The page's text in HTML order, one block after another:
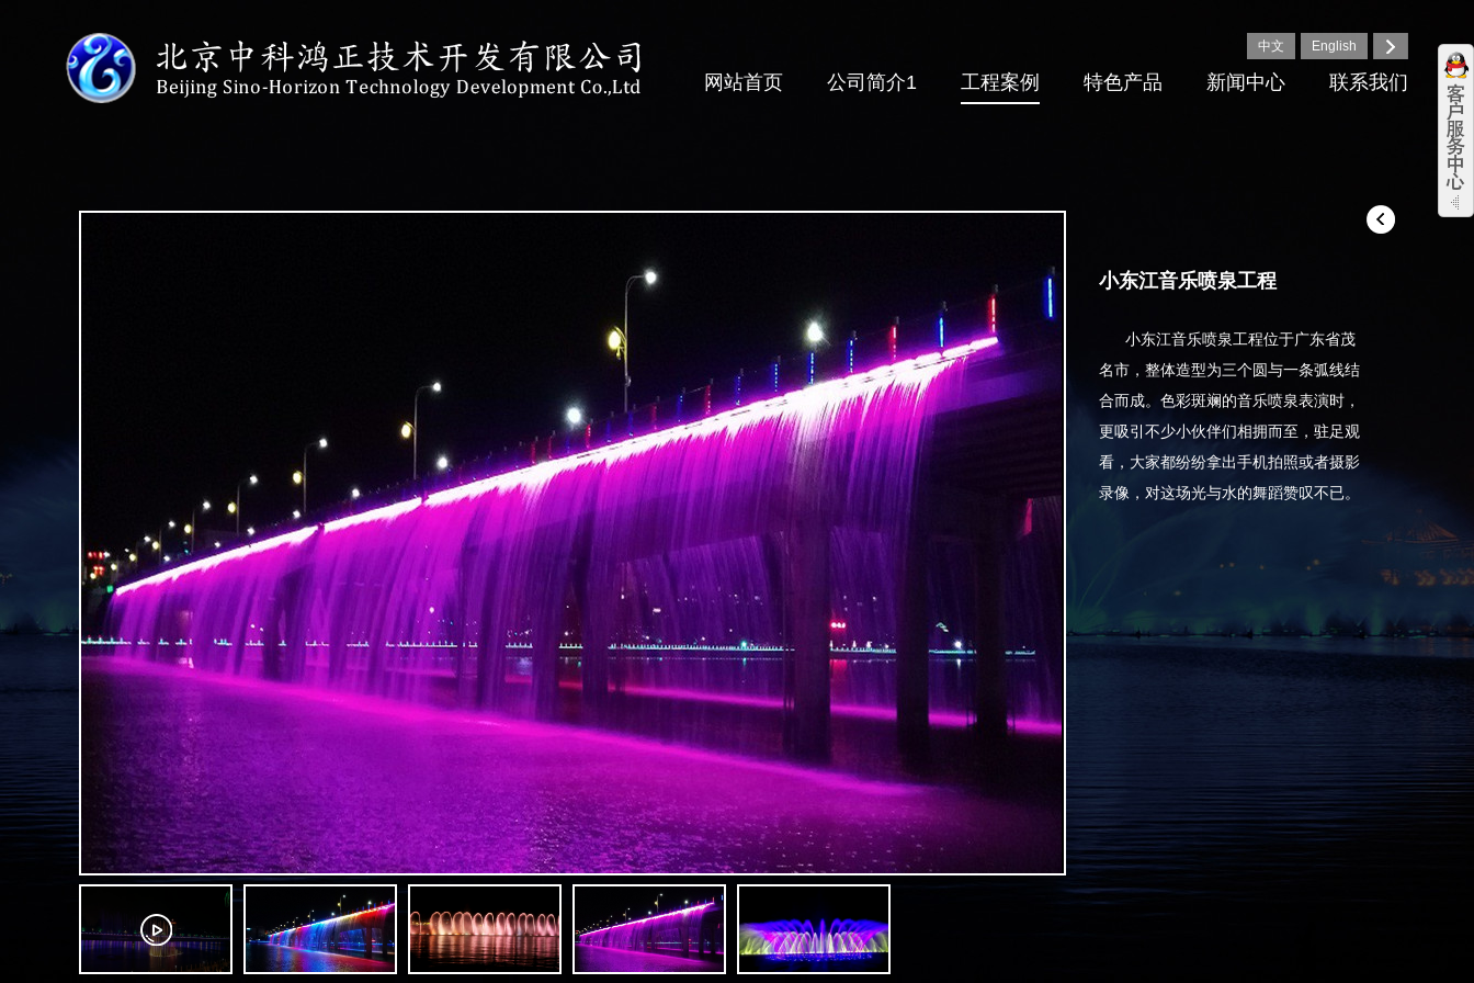
中文 English
网站首页 公司简介1 工程案例 特色产品 新闻中心 联系我们
小东江音乐喷泉工程
小东江音乐喷泉工程位于广东省茂
名市，整体造型为三个圆与一条弧线结
合而成。 色彩斑斓的音乐喷泉表演时，
更吸引不少小伙伴们相拥而至，驻足观
看，大家都纷纷拿出手机拍照或者摄影
录像，对这场光与水的舞蹈赞叹不已。